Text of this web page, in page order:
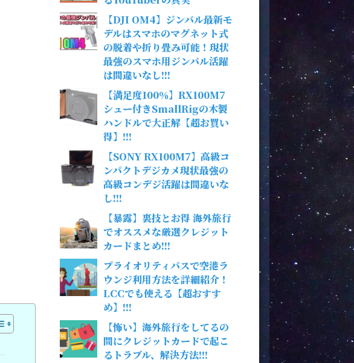
【DJI OM4】ジンバル最新モ
デルはスマホのマグネット式
の脱着や折り畳み可能！現状
最強のスマホ用ジンバル活躍
は間違いなし!!!
【満足度100％】RX100M7
シュー付きSmallRigの木製
ハンドルで大正解【超お買い
得】!!!
【SONY RX100M7】高級コ
ンパクトデジカメ現状最強の
高級コンデジ活躍は間違いな
し!!!
【暴露】裏技とお得 海外旅行
でオススメな厳選クレジット
カードまとめ!!!
プライオリティパスで空港ラ
ウンジ利用方法を詳細紹介！
LCCでも使える【超おすす
め】!!!
【怖い】海外旅行をしてるの
間にクレジットカードで起こ
るトラブル、解決方法!!!